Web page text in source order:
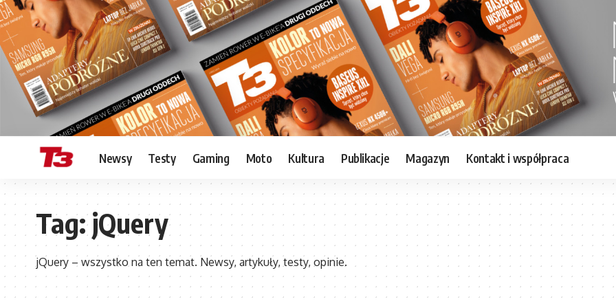
Newsy Testy Gaming Moto Kultura Publikacje Magazyn Kontakt i współpraca
Tag:jQuery
jQuery – wszystko na ten temat. Newsy, artykuły, testy, opinie.